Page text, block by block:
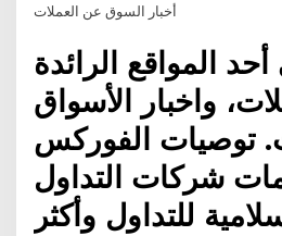
المواقع الرائدة
واخبار الأسواق
توصيات الفوركس
شركات التداول
للتداول وأكثر